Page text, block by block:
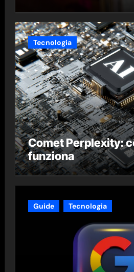
Tecnologia
Comet Perplexity:
funziona
Guide Tecnologia